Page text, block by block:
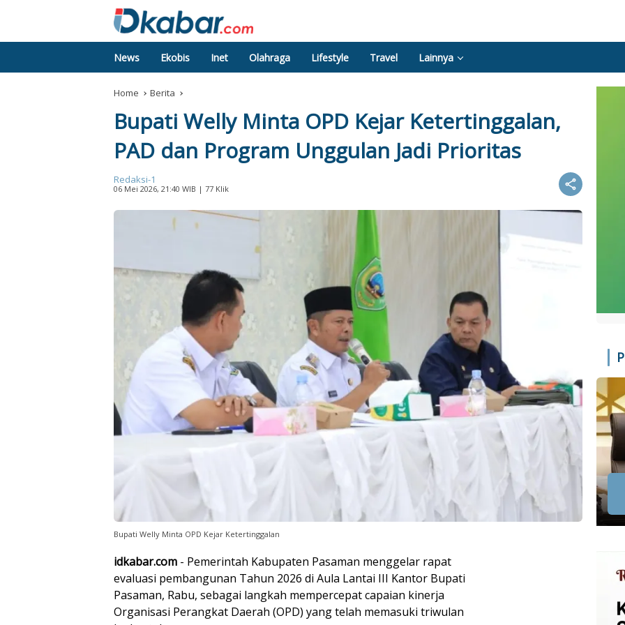
News Ekobis Inet Olahraga Lifestyle Travel Lainnya
Home Berita
Bupati Welly Minta OPD Kejar Ketertinggalan,
PAD dan Program Unggulan Jadi Prioritas
Redaksi-1
06 Mei 2026, 21:40 WIB | 77 Klik
Bupati Welly Minta OPD Kejar Ketertinggalan
idkabar.com - Pemerintah Kabupaten Pasaman menggelar rapat
evaluasi pembangunan Tahun 2026 di Aula Lantai III Kantor Bupati
Pasaman, Rabu, sebagai langkah mempercepat capaian kinerja
Organisasi Perangkat Daerah (OPD) yang telah memasuki triwulan